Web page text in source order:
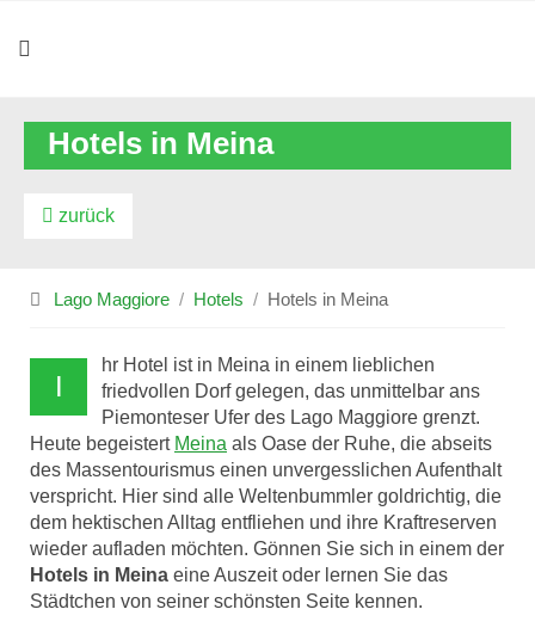
Hotels in Meina
zurück
Lago Maggiore Hotels Hotels in Meina
I
hr Hotel ist in Meina in einem lieblichen
friedvollen Dorf gelegen, das unmittelbar ans
Piemonteser Ufer des Lago Maggiore grenzt.
Heute begeistert Meina als Oase der Ruhe, die abseits
des Massentourismus einen unvergesslichen Aufenthalt
verspricht. Hier sind alle Weltenbummler goldrichtig, die
dem hektischen Alltag entfliehen und ihre Kraftreserven
wieder aufladen möchten. Gönnen Sie sich in einem der
Hotels in Meina eine Auszeit oder lernen Sie das
Städtchen von seiner schönsten Seite kennen.